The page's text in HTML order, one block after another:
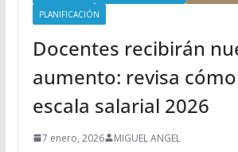
PLANIFICACIÓN
Docentes recibirán
aumento: revisa
escala salarial 2026
7 enero, 2026 MIGUEL ANGEL